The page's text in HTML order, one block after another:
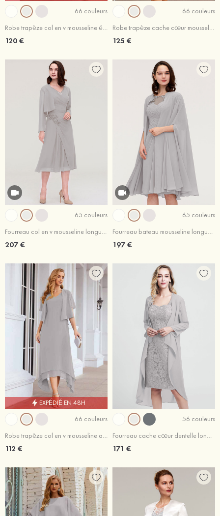
66 couleurs
Robe trapèze col en v mousseline élégant longueur ras du sol robe de mère de la mariée avec plissé
120 €
66 couleurs
Robe trapèze cache cœur mousseline longueur genou robe de mère de la mariée avec fleurs plissé veste
125 €
65 couleurs
Fourreau col en v mousseline longueur mollet robe de mère de la mariée avec appliqué plissé veste
207 €
65 couleurs
Fourreau bateau mousseline longueur genou robe de mère de la mariée avec appliqué plissé veste
197 €
EXPÉDIÉ EN 48H
66 couleurs
Robe trapèze col en v mousseline asymétrique robe de mère de la mariée avec veste
112 €
56 couleurs
Fourreau cache cœur dentelle longueur genou robe de mère de la mariée avec veste
171 €